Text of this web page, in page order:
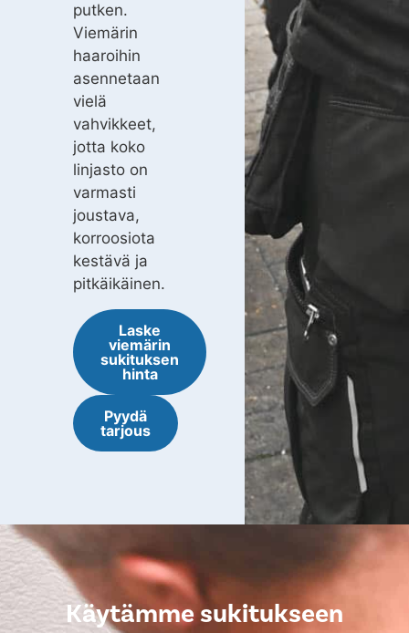
putken.
Viemärin
haaroihin
asennetaan
vielä
vahvikkeet,
jotta koko
linjasto on
varmasti
joustava,
korroosiota
kestävä ja
pitkäikäinen.
Laske
viemärin
sukituksen
hinta
Pyydä
tarjous
Käytämme sukitukseen